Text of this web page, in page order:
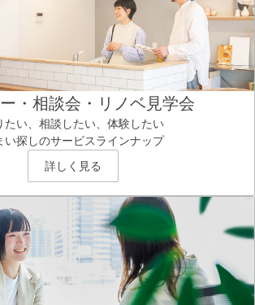
・相談会・リノベ見学会
たい、相談したい、体験したい
い探しのサービスラインナップ
詳しく見る